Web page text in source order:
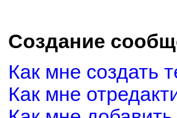
Создание
Как мне создать
Как мне